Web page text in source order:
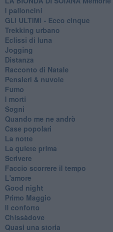
I palloncini
GLI ULTIMI - Ecco cinque
Trekking urbano
Eclissi di luna
Jogging
Distanza
Racconto di Natale
Pensieri & nuvole
Fumo
I morti
Sogni
Quando me ne andrò
Case popolari
La notte
La quiete prima
Scrivere
Faccio scorrere il tempo
L'amore
Good night
Primo Maggio
Il conforto
Chissàdove
Quasi una storia